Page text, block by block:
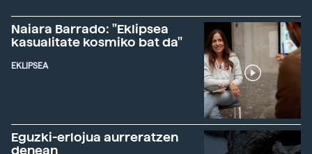
Naiara Barrado: "Eklipsea
kasualitate kosmiko bat da"
EKLIPSEA
Eguzki-erlojua aurreratzen
denean